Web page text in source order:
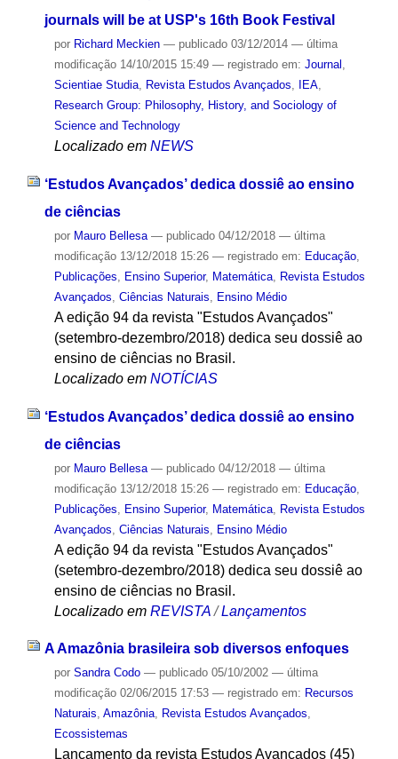
journals will be at USP's 16th Book Festival
por Richard Meckien — publicado03/12/2014 — última
modificação14/10/2015 15:49 — registrado em: Journal ,
Scientiae Studia, Revista Estudos Avançados, IEA,
Research Group: Philosophy, History, and Sociology of
Science and Technology
Localizado em NEWS
‘Estudos Avançados’ dedica dossiê ao ensino
de ciências
por Mauro Bellesa — publicado04/12/2018 — última
modificação13/12/2018 15:26 — registrado em: Educação,
Publicações, Ensino Superior, Matemática, Revista Estudos
Avançados, Ciências Naturais, Ensino Médio
A edição 94 da revista "Estudos Avançados"
(setembro-dezembro/2018) dedica seu dossiê ao
ensino de ciências no Brasil.
Localizado em NOTÍCIAS
‘Estudos Avançados’ dedica dossiê ao ensino
de ciências
por Mauro Bellesa — publicado04/12/2018 — última
modificação13/12/2018 15:26 — registrado em: Educação,
Publicações
Ensino Superior, Matemática, Revista Estudos
Avançados Ciências Naturais Ensino Médio
A edição 94 da revista "Estudos Avançados"
(setembro-dezembro/2018) dedica seu dossiê ao
ensino de ciências no Brasil.
Localizado em REVISTA /Lançamentos
A Amazônia brasileira sob diversos enfoques
por Sandra Codo — publicado05/10/2002 — última
modificação02/06/2015 17:53 — registrado em: Recursos
Naturais, Amazônia, Revista Estudos Avançados,
Ecossistemas
Lançamento da revista Estudos Avançados (45)